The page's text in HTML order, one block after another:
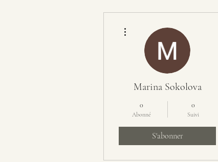
Marina Sokolova
0
Abonné
0
Suivi
S'abonner